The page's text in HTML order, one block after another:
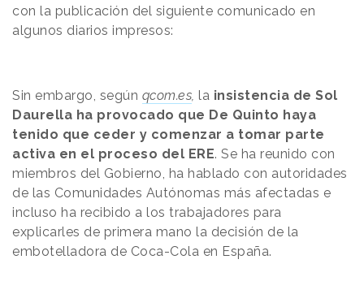
con la publicación del siguiente comunicado en
algunos diarios impresos:
Sin embargo, según qcom.es la insistencia de Sol
Daurella ha provocado que De Quinto haya
tenido que ceder y comenzar a tomar parte
activa en el proceso del ERE. Se ha reunido con
miembros del Gobierno, ha hablado con autoridades
de las Comunidades Autónomas más afectadas e
incluso ha recibido a los trabajadores para
explicarles de primera mano la decisión de la
embotelladora de Coca-Cola en España.